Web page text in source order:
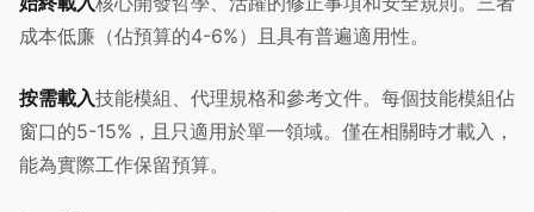
成本低廉（佔預算的4-6%）且具有普遍適用性。
按需載入技能模組、代理規格和參考文件。每個技能模組佔
窗口的5-15%，且只適用於單一領域。僅在相關時才載入，
能為實際工作保留預算。